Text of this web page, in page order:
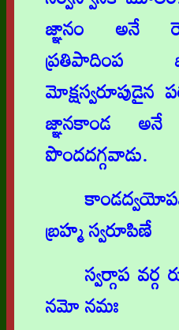
జ్ఞానం అనే
ప్రతిపాదింప
మోక్షస్వరూపుడైన
జ్ఞానకాండ
పొందదగ్గవాడు.
బ్రహ్మ స్వరూపిణే
స్వర్గాప
నమో నమః